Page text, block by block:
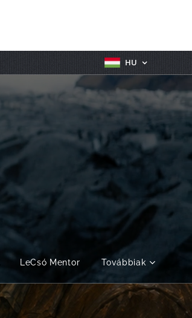
HU
LeCsó Mentor Továbbiak